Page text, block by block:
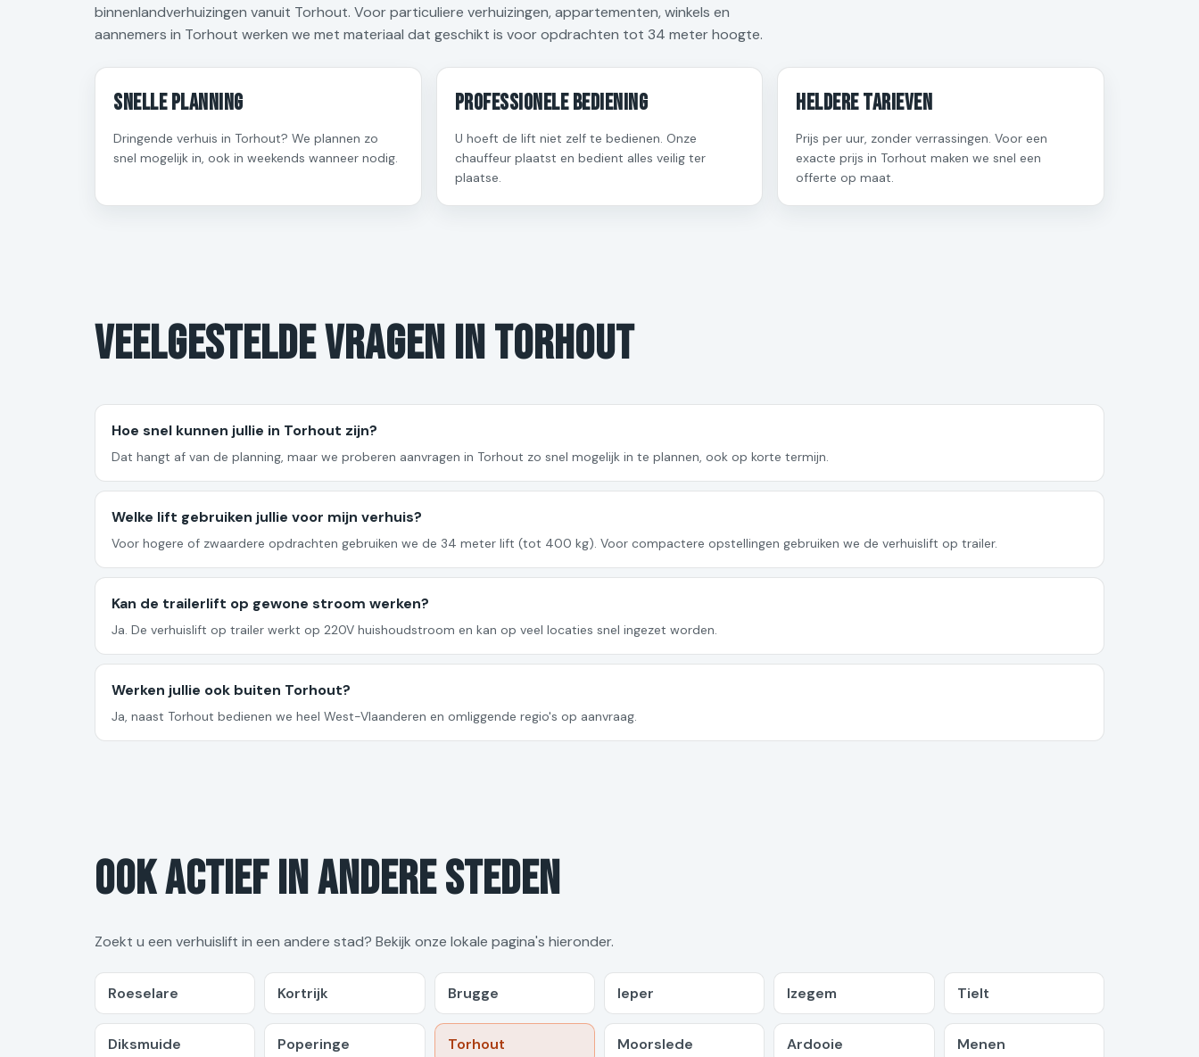
binnenlandverhuizingen vanuit Torhout. Voor particuliere verhuizingen, appartementen, winkels en
aannemers in Torhout werken we met materiaal dat geschikt is voor opdrachten tot 34 meter hoogte.
Snelle planning
Dringende verhuis in Torhout? We plannen zo
snel mogelijk in, ook in weekends wanneer nodig.
Professionele bediening
U hoeft de lift niet zelf te bedienen. Onze
chauffeur plaatst en bedient alles veilig ter
plaatse.
Heldere tarieven
Prijs per uur, zonder verrassingen. Voor een
exacte prijs in Torhout maken we snel een
offerte op maat.
Veelgestelde vragen in Torhout
Hoe snel kunnen jullie in Torhout zijn?
Dat hangt af van de planning, maar we proberen aanvragen in Torhout zo snel mogelijk in te plannen, ook op korte termijn.
Welke lift gebruiken jullie voor mijn verhuis?
Voor hogere of zwaardere opdrachten gebruiken we de 34 meter lift (tot 400 kg). Voor compactere opstellingen gebruiken we de verhuislift op trailer.
Kan de trailerlift op gewone stroom werken?
Ja. De verhuislift op trailer werkt op 220V huishoudstroom en kan op veel locaties snel ingezet worden.
Werken jullie ook buiten Torhout?
Ja, naast Torhout bedienen we heel West-Vlaanderen en omliggende regio's op aanvraag.
Ook actief in andere steden
Zoekt u een verhuislift in een andere stad? Bekijk onze lokale pagina's hieronder.
Roeselare Kortrijk Brugge Ieper Izegem Tielt
Diksmuide Poperinge Torhout Moorslede Ardooie Menen